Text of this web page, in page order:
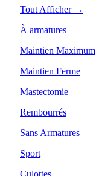
Tout Afficher →
À armatures
Maintien Maximum
Maintien Ferme
Mastectomie
Rembourrés
Sans Armatures
Sport
Culottes